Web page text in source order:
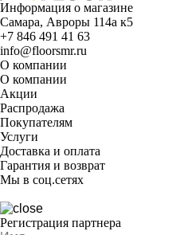
Информация о магазине
Самара, Авроры 114а к5
+7 846 491 41 63
info@floorsmr.ru
О компании
О компании
Акции
Распродажа
Покупателям
Услуги
Доставка и оплата
Гарантия и возврат
Мы в соц.сетях
Регистрация партнера